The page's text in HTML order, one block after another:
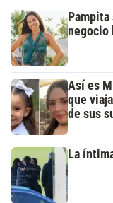
negocio
Así es
que
de sus
La